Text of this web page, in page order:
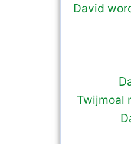
David
Twijmoal